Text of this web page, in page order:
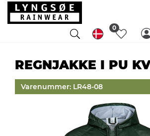
0
REGNJAKKE I PU
Varenummer: LR48-08